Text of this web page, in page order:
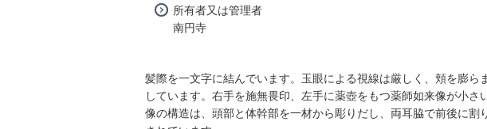
所有者又は管理者
南円寺
髪際を一文字に結んでいます。玉眼による視線は厳しく、頬を膨
しています。右手を施無畏印、左手に薬壺をもつ薬師如来像が小さ
像の構造は、頭部と体幹部を一材から彫りだし、両耳脇で前後に